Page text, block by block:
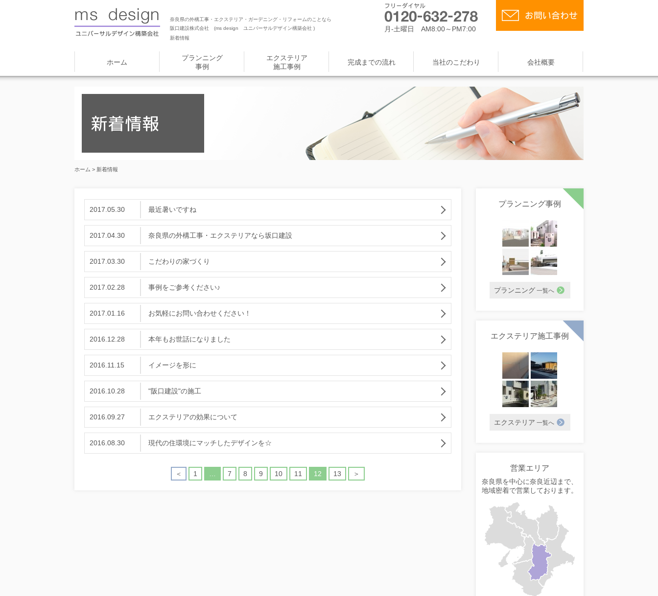
奈良県の外構工事・エクステリア・ガーデニング・リフォームのことなら
阪口建設株式会社 (ms design ユニバーサルデザイン構築会社 )
新着情報
月-土曜日 AM8:00～PM7:00
ホーム
プランニング
事例
エクステリア
施工事例
完成までの流れ 当社のこだわり 会社概要
ホーム > 新着情報
2017.05.30 最近暑いですね
2017.04.30 奈良県の外構工事・エクステリアなら坂口建設
2017.03.30 こだわりの家づくり
2017.02.28 事例をご参考ください♪
2017.01.16 お気軽にお問い合わせください！
2016.12.28 本年もお世話になりました
2016.11.15 イメージを形に
2016.10.28 "阪口建設"の施工
2016.09.27 エクステリアの効果について
2016.08.30 現代の住環境にマッチしたデザインを☆
＜ 1 7 8 9 10 11 12 13 ＞
プランニング事例
プランニング 一覧へ
エクステリア施工事例
エクステリア 一覧へ
営業エリア
奈良県を中心に奈良近辺まで、
地域密着で営業しております。